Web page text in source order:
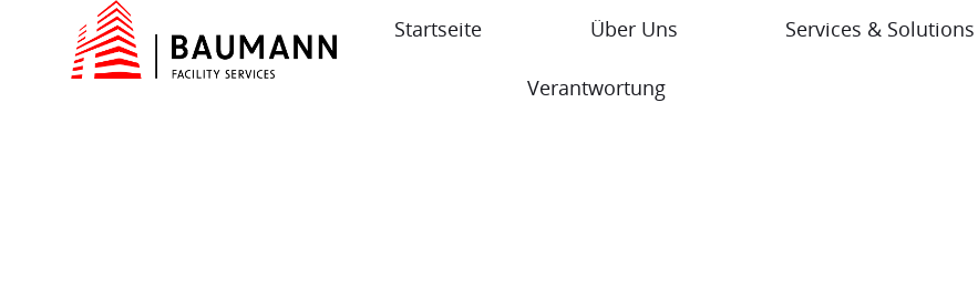
Startseite Über Uns Services & Solutions
Verantwortung